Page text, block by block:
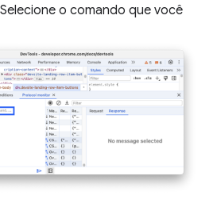
o comando que você